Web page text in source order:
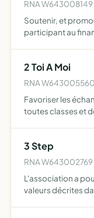
RNA W643008149
Soutenir, et
participant au
2 Toi A Moi
RNA W643005560
Favoriser les
toutes classes et
3 Step
RNA W643002769
L'association a
valeurs décrites